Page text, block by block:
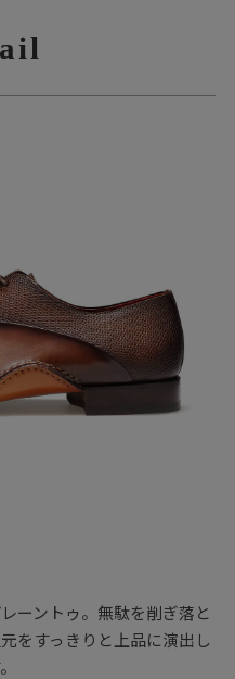
ーントゥ。無駄を削ぎ落と
をすっきりと上品に演出し